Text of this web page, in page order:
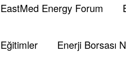
EastMed Energy Forum
Eğitimler Enerji Borsası